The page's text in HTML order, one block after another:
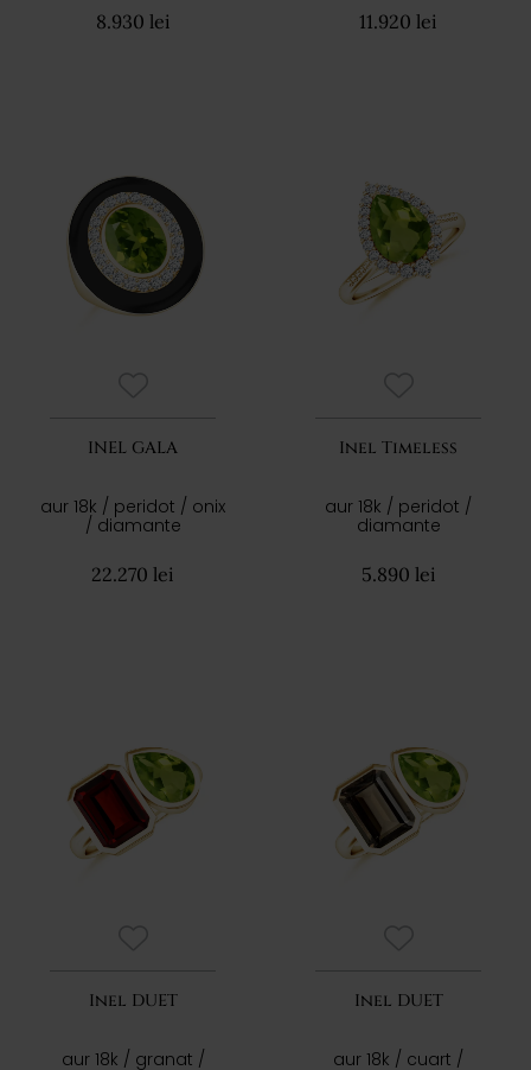
8.930 lei 11.920 lei
INEL GALA
aur 18k / peridot / onix
/ diamante
22.270 lei
Inel Timeless
aur 18k / peridot /
diamante
5.890 lei
Inel DUET
aur 18k / granat /
Inel DUET
aur 18k / cuart /